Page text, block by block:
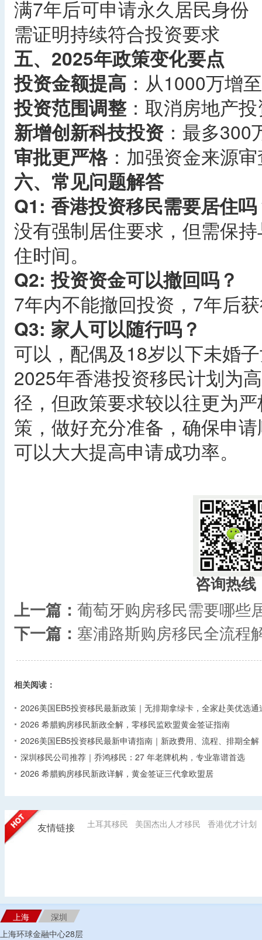
满7年后可申请永久居民身份
需证明持续符合投资要求
五、2025年政策变化要点
投资金额提高 ：从1000万增
投资范围调整：取消房地产
新增创新科技投资：最多300
审批更严格：加强资金来源
六、常见问题解答
Q1: 香港投资移民需要居住吗
没有强制居住要求，但需保
住时间。
Q2: 投资资金可以撤回吗？
7年内不能撤回投资，7年后
Q3: 家人可以随行吗？
可以，配偶及18岁以下未婚
2025年香港投资移民计划为
径，但政策要求较以往更为
策，做好充分准备，确保申
可以大大提高申请成功率。
咨询热线
上一篇： 葡萄牙购房移民需要哪些
下一篇： 塞浦路斯购房移民全流程
相关阅读：
2026美国EB5投资移民最新政策｜无排期拿绿卡，全家赴美优选通
2026 希腊购房移民新政全解，零移民监欧盟黄金签证指南
2026美国EB5投资移民最新申请指南｜新政费用、流程、排期全解
深圳移民公司推荐｜乔鸿移民：27 年老牌机构，专业靠谱首选
2026 希腊购房移民新政详解，黄金签证三代拿欧盟居
友情链接 土耳其移民 美国杰出人才移民 香港优才计划
上海
深圳
上海环球金融中心28层